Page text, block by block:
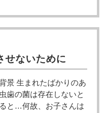
せないために
景 生まれたばかりのあ
歯の菌は存在しないと
と…何故、お子さんは